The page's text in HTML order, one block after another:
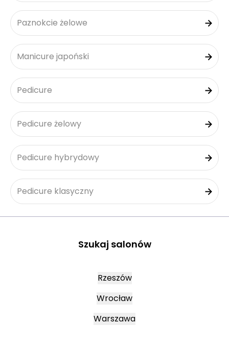
Paznokcie żelowe
Manicure japoński
Pedicure
Pedicure żelowy
Pedicure hybrydowy
Pedicure klasyczny
Szukaj salonów
Rzeszów
Wrocław
Warszawa